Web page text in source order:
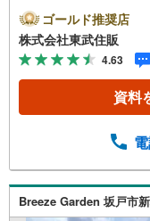
がスムーズで
売却プランが
い。●建築条
（1）リフォ
様に最適な
紹介（提携
情報など、
ネット予約で
見学する］
「ご要望・ご
ゴールド推奨店
株式会社東武住販
4.63
資料
Breeze Garden 坂戸市